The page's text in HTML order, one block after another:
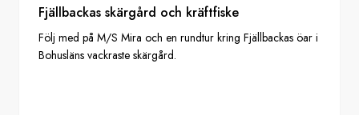
Fjällbackas skärgård och kräftfiske
Följ med på M/S Mira och en rundtur kring Fjällbackas öar i
Bohusläns vackraste skärgård.